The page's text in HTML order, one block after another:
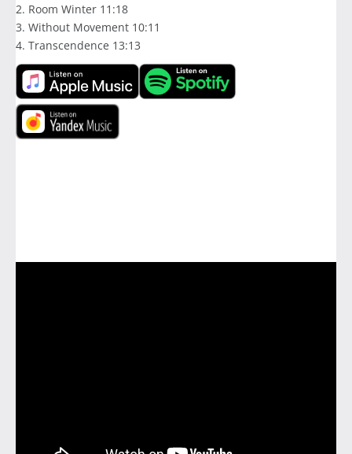
2. Room Winter 11:18
3. Without Movement 10:11
4. Transcendence 13:13